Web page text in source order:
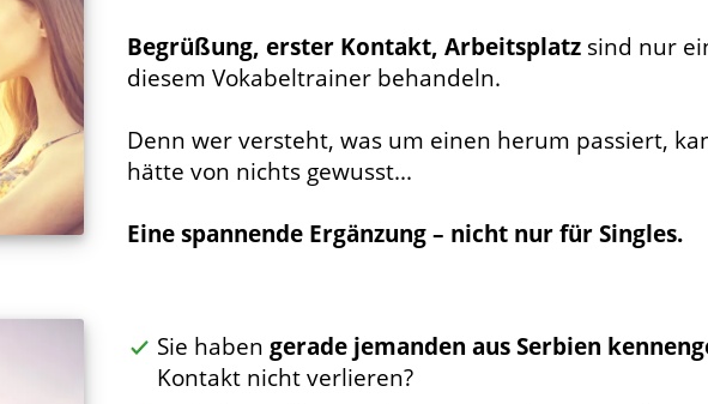
Begrüßung, erster Kontakt, Arbeitsplatz sind nur
diesem Vokabeltrainer behandeln.
Denn wer versteht, was um einen herum passiert,
hätte von nichts gewusst...
Eine spannende Ergänzung – nicht nur für Singles.
Sie haben gerade jemanden aus Serbien
Kontakt nicht verlieren?